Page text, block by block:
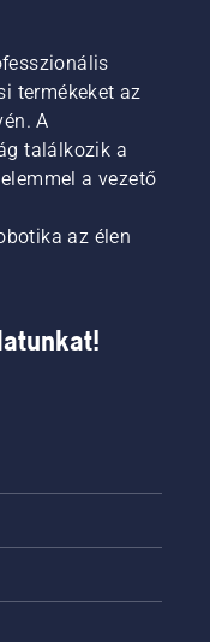
termékeket az
A
találkozik a
a vezető
az élen